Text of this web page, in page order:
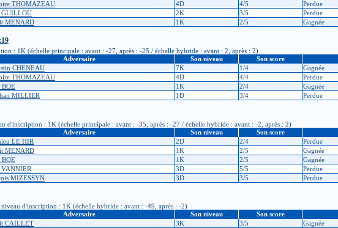
THOMAZEAU 4D 4/5 Perdue
GUILLOU 2K 3/5 Perdue
MENARD 1K 2/5 Gagnée
: 1K (échelle principale : avant : -27, après : -25 / échelle hybride : avant : 2, après : 2)
Adversaire Son niveau Son score
CHENEAU 7K 1/4 Gagnée
THOMAZEAU 4D 4/4 Perdue
BOE 1K 2/4 Gagnée
MILLIER 1D 3/4 Perdue
: 1K (échelle principale : avant : -35, après : -27 / échelle hybride : avant : -2, après : 2)
Adversaire Son niveau Son score
LE HIR 2D 2/4 Perdue
MENARD 1K 2/5 Gagnée
BOE 1K 2/5 Gagnée
VANNIER 3D 5/5 Perdue
MIZESSYN 3D 3/5 Perdue
d'inscription : 1K (échelle hybride : avant : -49, après : -2)
Adversaire Son niveau Son score
CAILLET 3K 3/5 Gagnée